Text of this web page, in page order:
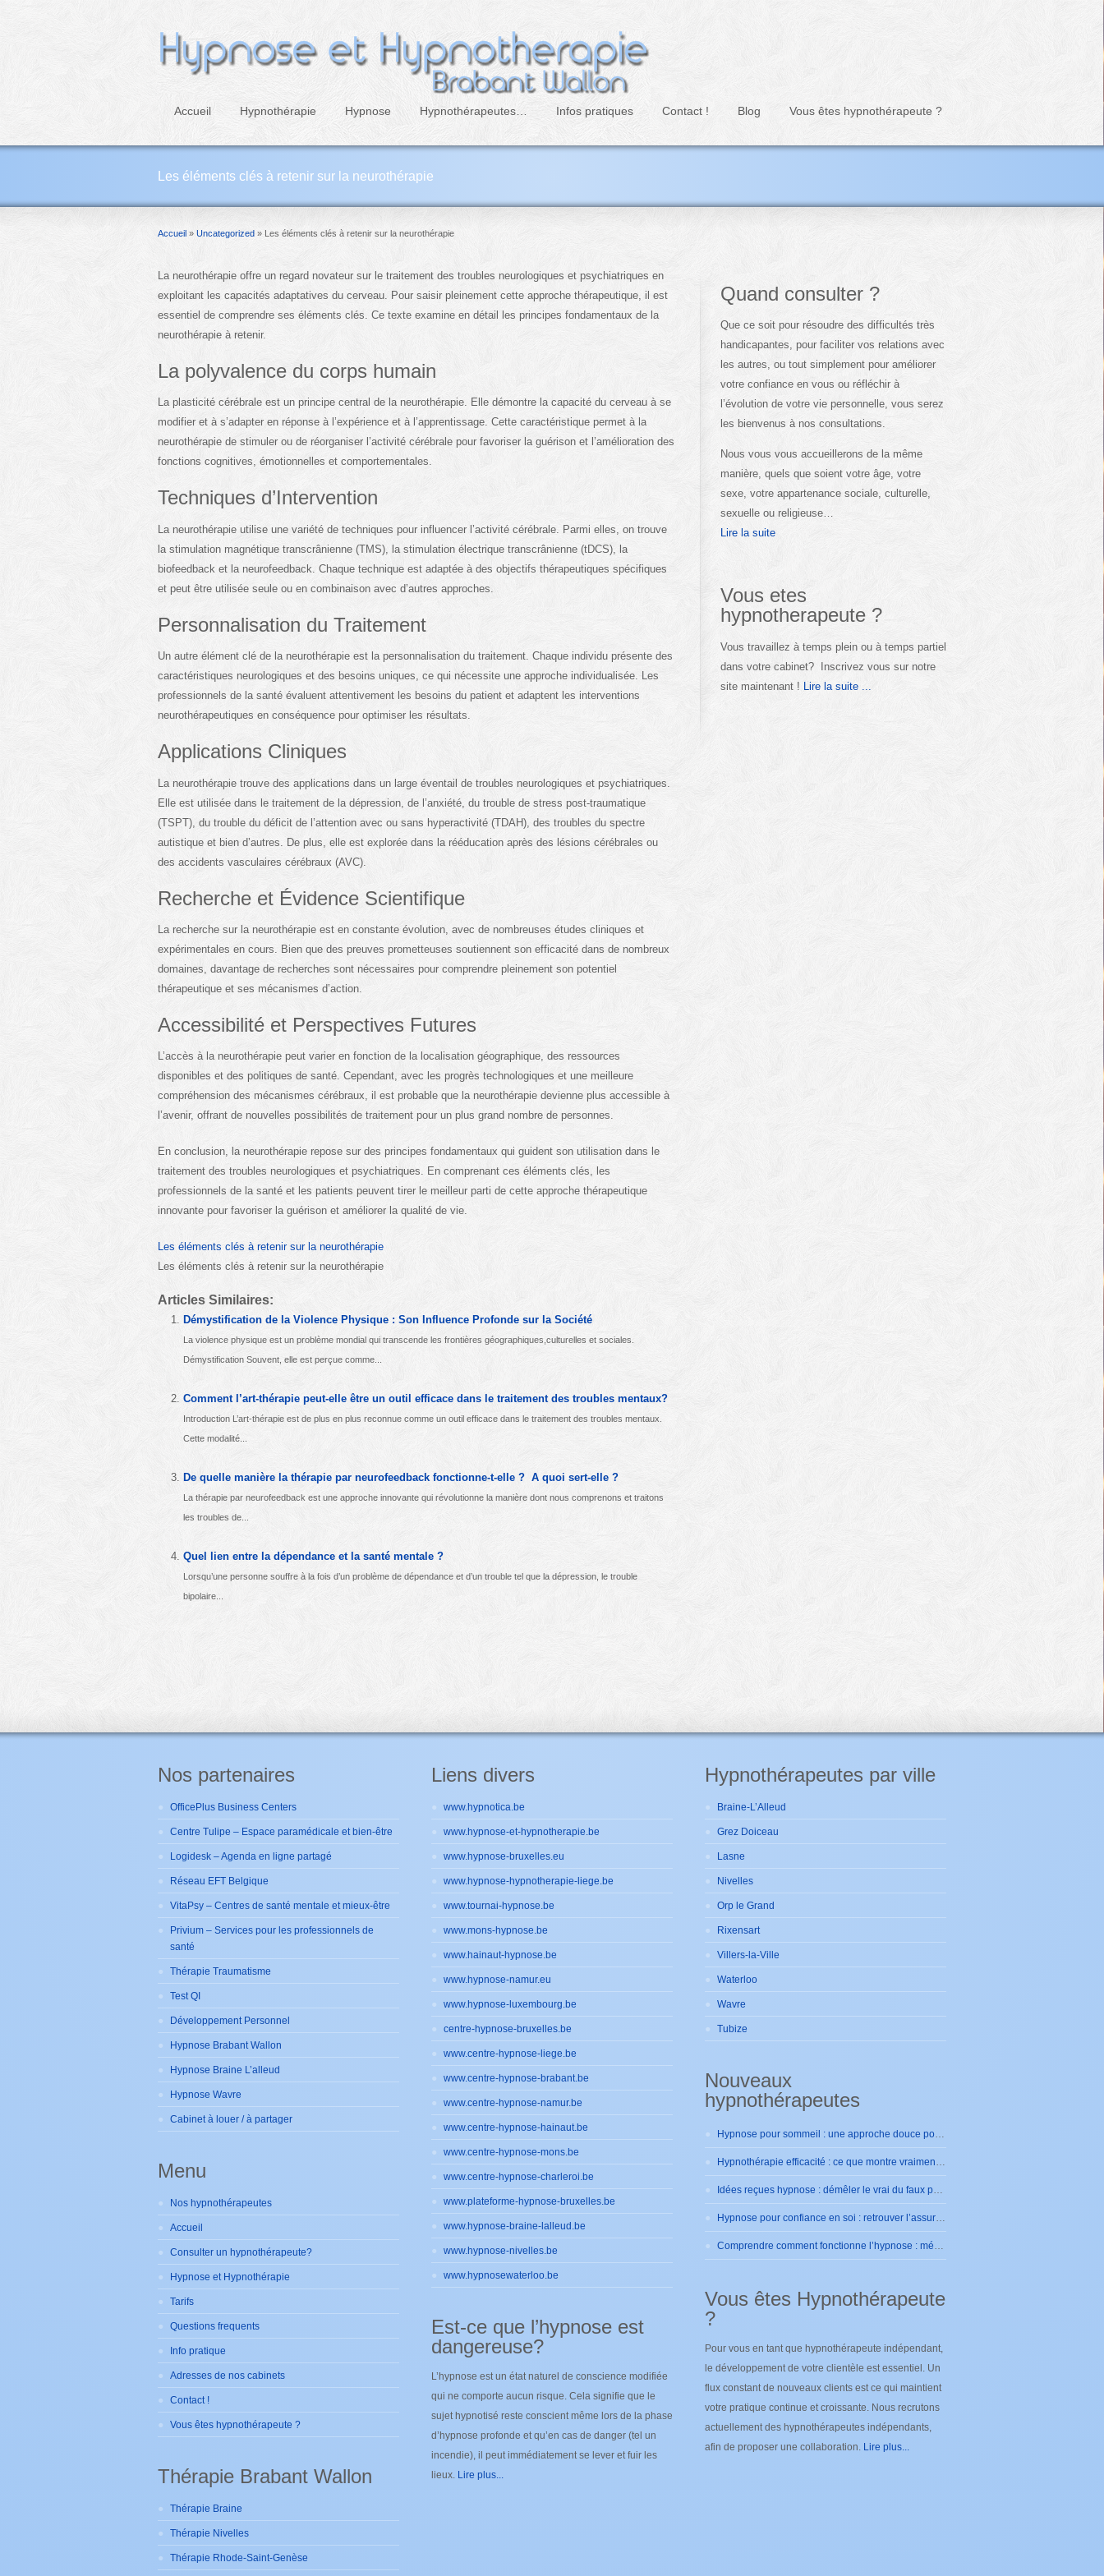
Accueil Hypnothérapie Hypnose Hypnothérapeutes… Infos pratiques Contact ! Blog Vous êtes hypnothérapeute ?
Les éléments clés à retenir sur la neurothérapie
Accueil » Uncategorized » Les éléments clés à retenir sur la neurothérapie
La neurothérapie offre un regard novateur sur le traitement des troubles neurologiques et psychiatriques en
exploitant les capacités adaptatives du cerveau. Pour saisir pleinement cette approche thérapeutique, il est
essentiel de comprendre ses éléments clés. Ce texte examine en détail les principes fondamentaux de la
neurothérapie à retenir.
La polyvalence du corps humain
La plasticité cérébrale est un principe central de la neurothérapie. Elle démontre la capacité du cerveau à se
modifier et à s’adapter en réponse à l’expérience et à l’apprentissage. Cette caractéristique permet à la
neurothérapie de stimuler ou de réorganiser l’activité cérébrale pour favoriser la guérison et l’amélioration des
fonctions cognitives, émotionnelles et comportementales.
Techniques d’Intervention
La neurothérapie utilise une variété de techniques pour influencer l’activité cérébrale. Parmi elles, on trouve
la stimulation magnétique transcrânienne (TMS), la stimulation électrique transcrânienne (tDCS), la
biofeedback et la neurofeedback. Chaque technique est adaptée à des objectifs thérapeutiques spécifiques
et peut être utilisée seule ou en combinaison avec d’autres approches.
Personnalisation du Traitement
Un autre élément clé de la neurothérapie est la personnalisation du traitement. Chaque individu présente des
caractéristiques neurologiques et des besoins uniques, ce qui nécessite une approche individualisée. Les
professionnels de la santé évaluent attentivement les besoins du patient et adaptent les interventions
neurothérapeutiques en conséquence pour optimiser les résultats.
Applications Cliniques
La neurothérapie trouve des applications dans un large éventail de troubles neurologiques et psychiatriques.
Elle est utilisée dans le traitement de la dépression, de l’anxiété, du trouble de stress post-traumatique
(TSPT), du trouble du déficit de l’attention avec ou sans hyperactivité (TDAH), des troubles du spectre
autistique et bien d’autres. De plus, elle est explorée dans la rééducation après des lésions cérébrales ou
des accidents vasculaires cérébraux (AVC).
Recherche et Évidence Scientifique
La recherche sur la neurothérapie est en constante évolution, avec de nombreuses études cliniques et
expérimentales en cours. Bien que des preuves prometteuses soutiennent son efficacité dans de nombreux
domaines, davantage de recherches sont nécessaires pour comprendre pleinement son potentiel
thérapeutique et ses mécanismes d’action.
Accessibilité et Perspectives Futures
L’accès à la neurothérapie peut varier en fonction de la localisation géographique, des ressources
disponibles et des politiques de santé. Cependant, avec les progrès technologiques et une meilleure
compréhension des mécanismes cérébraux, il est probable que la neurothérapie devienne plus accessible à
l’avenir, offrant de nouvelles possibilités de traitement pour un plus grand nombre de personnes.
En conclusion, la neurothérapie repose sur des principes fondamentaux qui guident son utilisation dans le
traitement des troubles neurologiques et psychiatriques. En comprenant ces éléments clés, les
professionnels de la santé et les patients peuvent tirer le meilleur parti de cette approche thérapeutique
innovante pour favoriser la guérison et améliorer la qualité de vie.
Les éléments clés à retenir sur la neurothérapie
Les éléments clés à retenir sur la neurothérapie
Articles Similaires:
Démystification de la Violence Physique : Son Influence Profonde sur la Société
La violence physique est un problème mondial qui transcende les frontières géographiques,culturelles et sociales.
Démystification Souvent, elle est perçue comme...
Comment l’art-thérapie peut-elle être un outil efficace dans le traitement des troubles mentaux?
Introduction L’art-thérapie est de plus en plus reconnue comme un outil efficace dans le traitement des troubles mentaux.
Cette modalité...
De quelle manière la thérapie par neurofeedback fonctionne-t-elle ? A quoi sert-elle ?
La thérapie par neurofeedback est une approche innovante qui révolutionne la manière dont nous comprenons et traitons
les troubles de...
Quel lien entre la dépendance et la santé mentale ?
Lorsqu’une personne souffre à la fois d’un problème de dépendance et d’un trouble tel que la dépression, le trouble
bipolaire...
Quand consulter ?
Que ce soit pour résoudre des difficultés très
handicapantes, pour faciliter vos relations avec
les autres, ou tout simplement pour améliorer
votre confiance en vous ou réfléchir à
l’évolution de votre vie personnelle, vous serez
les bienvenus à nos consultations.
Nous vous vous accueillerons de la même
manière, quels que soient votre âge, votre
sexe, votre appartenance sociale, culturelle,
sexuelle ou religieuse…
Lire la suite
Vous etes
hypnotherapeute ?
Vous travaillez à temps plein ou à temps partiel
dans votre cabinet? Inscrivez vous sur notre
site maintenant ! Lire la suite ...
Nos partenaires
OfficePlus Business Centers
Centre Tulipe – Espace paramédicale et bien-être
Logidesk – Agenda en ligne partagé
Réseau EFT Belgique
VitaPsy – Centres de santé mentale et mieux-être
Privium – Services pour les professionnels de
santé
Thérapie Traumatisme
Test QI
Développement Personnel
Hypnose Brabant Wallon
Hypnose Braine L’alleud
Hypnose Wavre
Cabinet à louer / à partager
Menu
Nos hypnothérapeutes
Accueil
Consulter un hypnothérapeute?
Hypnose et Hypnothérapie
Tarifs
Questions frequents
Info pratique
Adresses de nos cabinets
Contact !
Vous êtes hypnothérapeute ?
Thérapie Brabant Wallon
Thérapie Braine
Thérapie Nivelles
Thérapie Rhode-Saint-Genèse
Liens divers
www.hypnotica.be
www.hypnose-et-hypnotherapie.be
www.hypnose-bruxelles.eu
www.hypnose-hypnotherapie-liege.be
www.tournai-hypnose.be
www.mons-hypnose.be
www.hainaut-hypnose.be
www.hypnose-namur.eu
www.hypnose-luxembourg.be
centre-hypnose-bruxelles.be
www.centre-hypnose-liege.be
www.centre-hypnose-brabant.be
www.centre-hypnose-namur.be
www.centre-hypnose-hainaut.be
www.centre-hypnose-mons.be
www.centre-hypnose-charleroi.be
www.plateforme-hypnose-bruxelles.be
www.hypnose-braine-lalleud.be
www.hypnose-nivelles.be
www.hypnosewaterloo.be
Est-ce que l’hypnose est
dangereuse?
L’hypnose est un état naturel de conscience modifiée
qui ne comporte aucun risque. Cela signifie que le
sujet hypnotisé reste conscient même lors de la phase
d’hypnose profonde et qu’en cas de danger (tel un
incendie), il peut immédiatement se lever et fuir les
lieux. Lire plus...
Hypnothérapeutes par ville
Braine-L’Alleud
Grez Doiceau
Lasne
Nivelles
Orp le Grand
Rixensart
Villers-la-Ville
Waterloo
Wavre
Tubize
Nouveaux
hypnothérapeutes
Hypnose pour sommeil : une approche douce pour retrouver des nuits sereines
Hypnothérapie efficacité : ce que montre vraiment la pratique
Idées reçues hypnose : démêler le vrai du faux pour se rassurer
Hypnose pour confiance en soi : retrouver l’assurance intérieure durablement
Comprendre comment fonctionne l’hypnose : mécanismes et effets sur le cerveau
Vous êtes Hypnothérapeute
?
Pour vous en tant que hypnothérapeute indépendant,
le développement de votre clientèle est essentiel. Un
flux constant de nouveaux clients est ce qui maintient
votre pratique continue et croissante. Nous recrutons
actuellement des hypnothérapeutes indépendants,
afin de proposer une collaboration. Lire plus...